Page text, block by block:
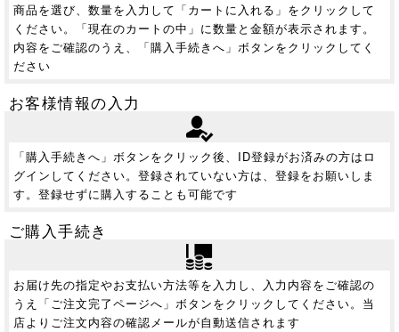
商品を選び、数量を入力して「カートに入れる」をクリックして
ください。「現在のカートの中」に数量と金額が表示されます。
内容をご確認のうえ、「購入手続きへ」ボタンをクリックしてく
ださい
お客様情報の入力
「購入手続きへ」ボタンをクリック後、ID登録がお済みの方はロ
グインしてください。登録されていない方は、登録をお願いしま
す。登録せずに購入することも可能です
ご購入手続き
お届け先の指定やお支払い方法等を入力し、入力内容をご確認の
うえ「ご注文完了ページへ」ボタンをクリックしてください。当
店よりご注文内容の確認メールが自動送信されます